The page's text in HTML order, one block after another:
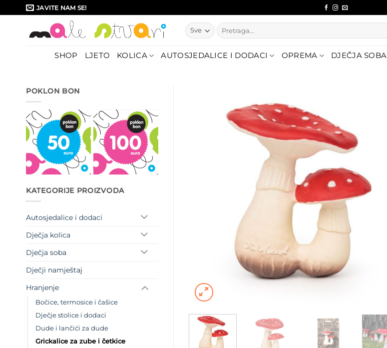
to
JAVITE NAM SE!
Pretraži:
SHOP LJETO KOLICA AUTOSJEDALICE I DODACI OPREMA DJEČJA SOBA
POKLON BON
KATEGORIJE PROIZVODA
Autosjedalice i dodaci
Dječja kolica
Dječja soba
Dječji namještaj
Hranjenje
Bočice, termosice i čašice
Dječje stolice i dodaci
Dude i lančići za dude
Grickalice za zube i četkice